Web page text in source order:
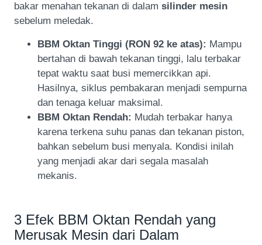
bakar menahan tekanan di dalam silinder mesin
sebelum meledak.
BBM Oktan Tinggi (RON 92 ke atas): Mampu
bertahan di bawah tekanan tinggi, lalu terbakar
tepat waktu saat busi memercikkan api.
Hasilnya, siklus pembakaran menjadi sempurna
dan tenaga keluar maksimal.
BBM Oktan Rendah: Mudah terbakar hanya
karena terkena suhu panas dan tekanan piston,
bahkan sebelum busi menyala. Kondisi inilah
yang menjadi akar dari segala masalah
mekanis.
3 Efek BBM Oktan Rendah yang
Merusak Mesin dari Dalam